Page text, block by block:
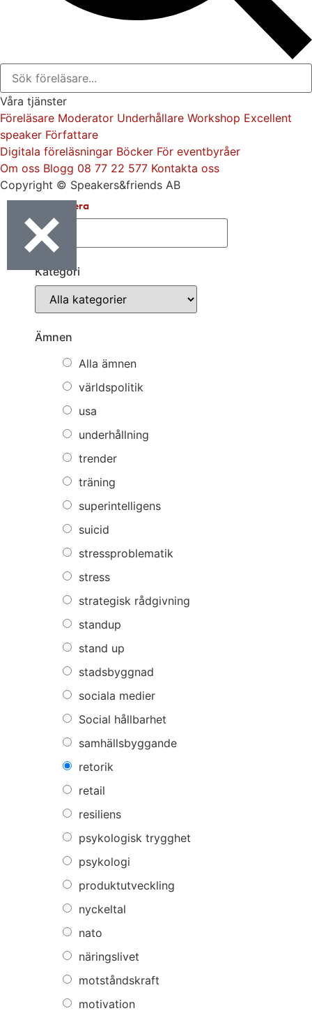
Våra tjänster
Föreläsare Moderator Underhållare Workshop Excellent
speaker Författare
Digitala föreläsningar Böcker För eventbyråer
Om oss Blogg 08 77 22 577 Kontakta oss
Copyright © Speakers&friends AB
Sortera & Filtrera
Kategori
Ämnen
Alla ämnen
världspolitik
usa
underhållning
trender
träning
superintelligens
suicid
stressproblematik
stress
strategisk rådgivning
standup
stand up
stadsbyggnad
sociala medier
Social hållbarhet
samhällsbyggande
retorik
retail
resiliens
psykologisk trygghet
psykologi
produktutveckling
nyckeltal
nato
näringslivet
motståndskraft
motivation